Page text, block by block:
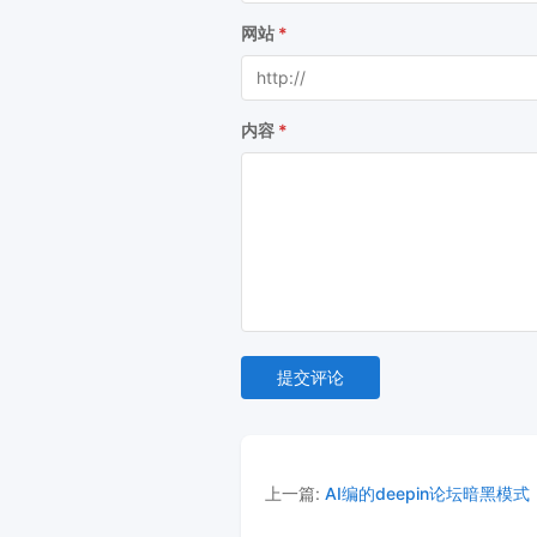
backupTable($db,
$stmt1 = $db->prepare($sql1);
$stmt1->bindValue(1,
$stmt1->bindValue(3, '%' .
$result1 = $stmt1->execute();
slug =
$stmt2 = $db->prepare($sql2);
$stmt2->bindValue(1,
$stmt2->bindValue(6, '%' .
网站
内容
提交评论
上一篇: AI编的deepin论坛暗黑模式